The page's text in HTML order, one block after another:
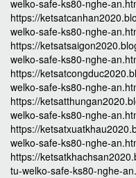
welko-safe-ks80-nghe-
https://
welko-safe-ks80-nghe-
https://
welko-safe-ks80-nghe-
https://
welko-safe-ks80-nghe-
https://
welko-safe-ks80-nghe-
https://
welko-safe-ks80-nghe-
https://
tu-welko-safe-ks80-nghe-